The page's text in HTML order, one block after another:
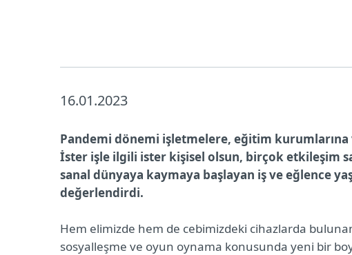
16.01.2023
Pandemi dönemi işletmelere, eğitim
İster işle ilgili ister kişisel olsun, birçok etkileşim
sanal dünyaya kaymaya başlayan iş ve eğlence
değerlendirdi.
Hem elimizde hem de cebimizdeki cihazlarda
sosyalleşme ve oyun oynama konusunda yeni bir